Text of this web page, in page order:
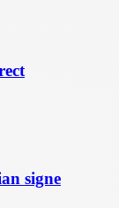
signe